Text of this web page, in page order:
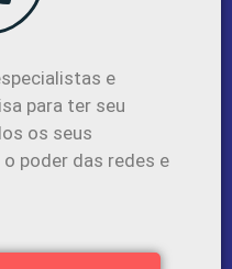
e
para ter seu
os seus
poder das redes e